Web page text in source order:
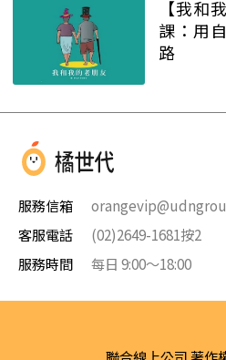
【我和
課：用
路
服務信箱
客服電話
(02)2649-1681按2
服務時間
每日 9:00～18:00